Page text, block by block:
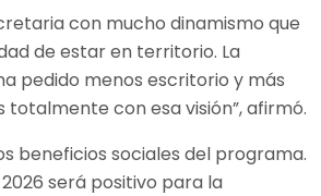
con mucho dinamismo que
de estar en territorio. La
pedido menos escritorio y más
totalmente con esa visión”, afirmó.
beneficios sociales del programa.
será positivo para la